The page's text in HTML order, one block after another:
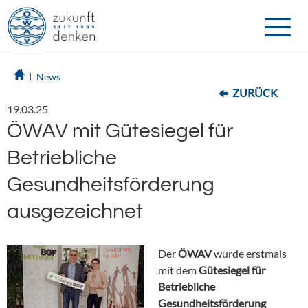
Toggle
News
ZURÜCK
19.03.25
ÖWAV mit Gütesiegel für
Betriebliche
Gesundheitsförderung
ausgezeichnet
DerÖWAVwurde erstmals
mit demGütesiegel für
Betriebliche
Gesundheitsförderung